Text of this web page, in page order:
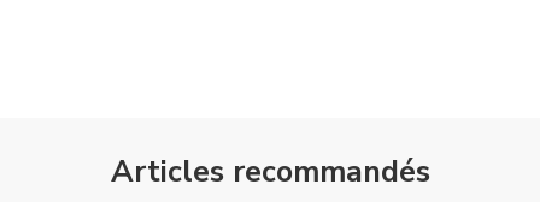
Articles recommandés